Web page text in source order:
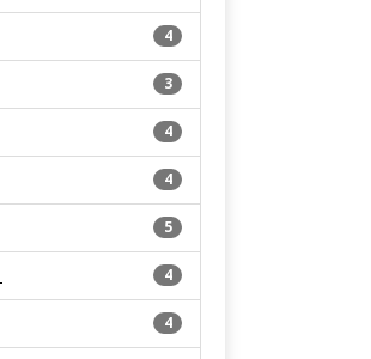
4
3
4
4
5
4
4